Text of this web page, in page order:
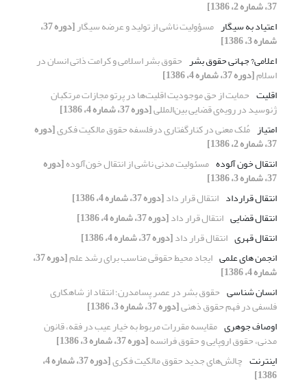
37، شماره 2، 1386]
اعتیاد به سیگار مسؤولیت ناشی از تولید و عرضه سیگار [دوره 37،
شماره 3، 1386]
اعلامی? جهانی حقوق بشر حقوق بشر اسلامی و کرامت ذاتی انسان در
اسلام[دوره 37، شماره 4، 1386]
اقلیت حمایت از حق موجودیت اقلیت‌ها در پرتو مجازات مرتکبان
ژنوسید در رویه‌ی قضایی بین‌المللی[دوره 37، شماره 4، 1386]
امتیاز مُلک معنی در کنارگفتاری درفلسفه حقوق مالکیت فکری[دوره
37، شماره 2، 1386]
انتقال خون آلوده مسئولیت مدنی ناشی از انتقال خون‌آلوده[دوره
37، شماره 3، 1386]
انتقال قرارداد انتقال قرار داد[دوره 37، شماره 4، 1386]
انتقال قضایی انتقال قرار داد[دوره 37، شماره 4، 1386]
انتقال قهری انتقال قرار داد[دوره 37، شماره 4، 1386]
انجمن های علمی ایجاد محیط حقوقی مناسب برای رشد علم [دوره 37،
شماره 4، 1386]
انسان شناسی حقوق بشر در عصر پسامدرن؛ انتقاد از شاهکاری
فلسفی در فهم حقوق ذهنی[دوره 37، شماره 3، 1386]
اوصاف جوهری مقایسه مقررات مربوط به خیار عیب در فقه، قانون
مدنی، حقوق اروپایی و حقوق فرانسه[دوره 37، شماره 3، 1386]
اینترنت چالش‌های جدید حقوق مالکیت فکری [دوره 37، شماره 4،
1386]